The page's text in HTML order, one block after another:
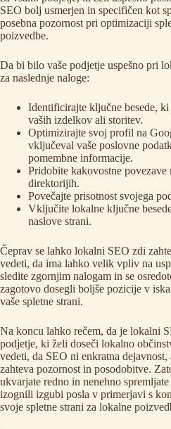
SEO bolj usmerjen in specifičen kot
posebna pozornost pri optimizaciji
poizvedbe.
Da bi bilo vaše podjetje uspešno pri
za naslednje naloge:
Identificirajte ključne besede,
vaših izdelkov ali storitev.
Optimizirajte svoj profil na
vključeval vaše poslovne
pomembne informacije.
Pridobite kakovostne
direktorijih.
Povečajte prisotnost svojega
Vključite lokalne ključne
naslove strani.
Čeprav se lahko lokalni SEO zdi
vedeti, da ima lahko velik vpliv na
sledite zgornjim nalogam in se
zagotovo dosegli boljše pozicije v
vaše spletne strani.
Na koncu lahko rečem, da je lokalni
podjetje, ki želi doseči lokalno
vedeti, da SEO ni enkratna dejavnost,
zahteva pozornost in posodobitve.
ukvarjate redno in nenehno
izognili izgubi posla v primerjavi s
svoje spletne strani za lokalne